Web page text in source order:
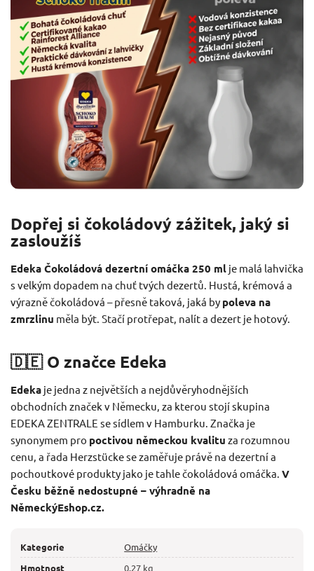
Dopřej si čokoládový zážitek, jaký si
zasloužíš
Edeka Čokoládová dezertní omáčka 250 ml je malá lahvička
s velkým dopadem na chuť tvých dezertů. Hustá, krémová a
výrazně čokoládová – přesně taková, jaká by poleva na
zmrzlinu měla být. Stačí protřepat, nalít a dezert je hotový.
🇩🇪 O značce Edeka
Edeka je jedna z největších a nejdůvěryhodnějších
obchodních značek v Německu, za kterou stojí skupina
EDEKA ZENTRALE se sídlem v Hamburku. Značka je
synonymem pro poctivou německou kvalitu za rozumnou
cenu, a řada Herzstücke se zaměřuje právě na dezertní a
pochoutkové produkty jako je tahle čokoládová omáčka. V
Česku běžně nedostupné – výhradně na
NěmeckýEshop.cz.
Kategorie
Omáčky
Hmotnost
0.27 kg